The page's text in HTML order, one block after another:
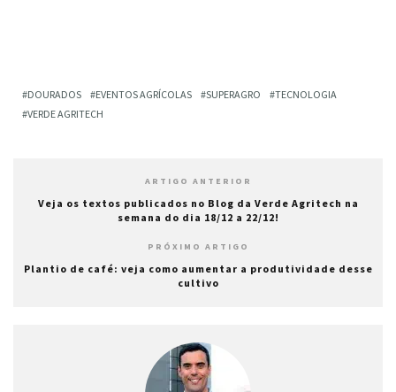
DOURADOS EVENTOS AGRÍCOLAS SUPERAGRO
TECNOLOGIA
VERDE AGRITECH
ARTIGO ANTERIOR
Veja os textos publicados no Blog da Verde Agritech na
semana do dia 18/12 a 22/12!
PRÓXIMO ARTIGO
Plantio de café: veja como aumentar a produtividade desse
cultivo